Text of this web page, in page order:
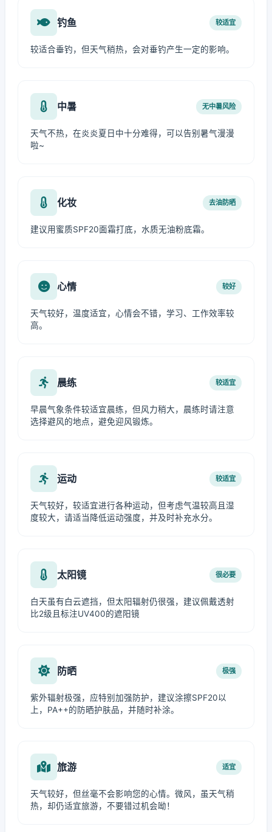
钓鱼 较适宜
较适合垂钓，但天气稍热，会对垂钓产生一定的影响。
中暑 无中暑风险
天气不热，在炎炎夏日中十分难得，可以告别暑气漫漫
啦~
化妆 去油防晒
建议用蜜质SPF20面霜打底，水质无油粉底霜。
心情 较好
天气较好，温度适宜，心情会不错，学习、工作效率较
高。
晨练 较适宜
早晨气象条件较适宜晨练，但风力稍大，晨练时请注意
选择避风的地点，避免迎风锻炼。
运动 较适宜
天气较好，较适宜进行各种运动，但考虑气温较高且湿
度较大，请适当降低运动强度，并及时补充水分。
太阳镜 很必要
白天虽有白云遮挡，但太阳辐射仍很强，建议佩戴透射
比2级且标注UV400的遮阳镜
防晒 极强
紫外辐射极强，应特别加强防护，建议涂擦SPF20以
上，PA++的防晒护肤品，并随时补涂。
旅游 适宜
天气较好，但丝毫不会影响您的心情。微风，虽天气稍
热，却仍适宜旅游，不要错过机会呦！